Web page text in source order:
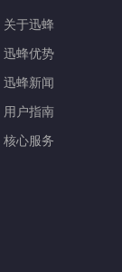
关于迅蜂
迅蜂优势
迅蜂新闻
用户指南
核心服务